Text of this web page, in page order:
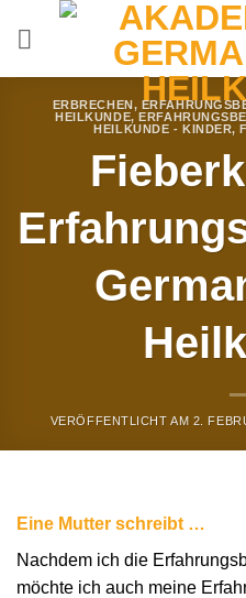
ERBRECHEN,
HEILKUNDE,
HEILKUNDE - KINDER,
VERÖFFENTLICHT AM 2.
Eine Mutter schreibt …
Nachdem ich die
möchte ich auch meine